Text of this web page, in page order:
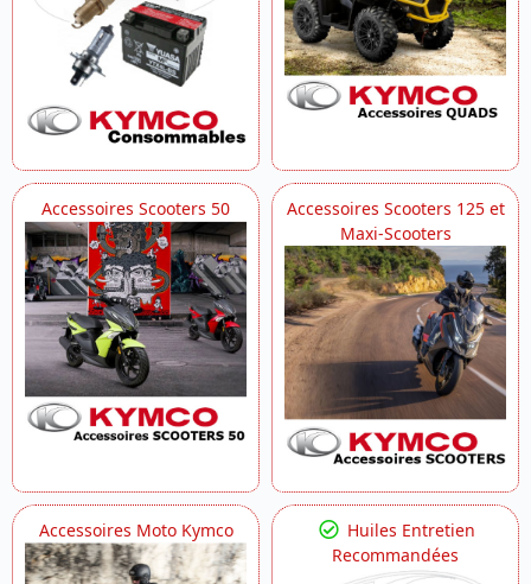
Accessoires Scooters 50
Accessoires Scooters 125 et
Maxi-Scooters
Accessoires Moto Kymco
Huiles Entretien
Recommandées